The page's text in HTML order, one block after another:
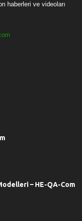
haberleri ve videoları
– HE-QA-Com